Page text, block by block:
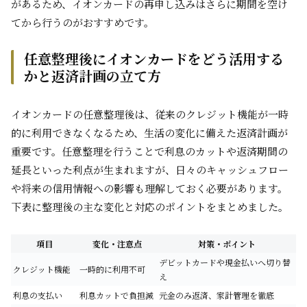
があるため、イオンカードの再申し込みはさらに期間を空け
てから行うのがおすすめです。
任意整理後にイオンカードをどう活用する
かと返済計画の立て方
イオンカードの任意整理後は、従来のクレジット機能が一時
的に利用できなくなるため、生活の変化に備えた返済計画が
重要です。任意整理を行うことで利息のカットや返済期間の
延長といった利点が生まれますが、日々のキャッシュフロー
や将来の信用情報への影響も理解しておく必要があります。
下表に整理後の主な変化と対応のポイントをまとめました。
項目 変化・注意点 対策・ポイント
クレジット機能 一時的に利用不可
デビットカードや現金払いへ切り替
え
利息の支払い
利息カットで負担減 元金のみ返済、家計管理を徹底